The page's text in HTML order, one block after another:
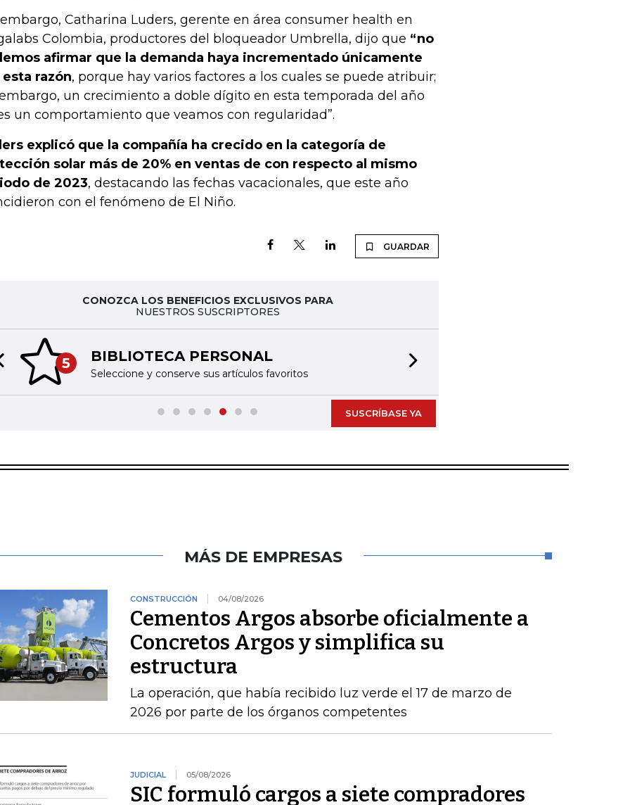
Catharina Luders, gerente en área consumer health en
Colombia, productores del bloqueador Umbrella, dijo que “no
afirmar que la demanda haya incrementado únicamente
razón, porque hay varios factores a los cuales se puede atribuir;
un crecimiento a doble dígito en esta temporada del año
un comportamiento que veamos con regularidad”.
explicó que la compañía ha crecido en la categoría de
solar más de 20% en ventas de con respecto al mismo
de 2023, destacando las fechas vacacionales, que este año
con el fenómeno de El Niño.
GUARDAR
CONOZCA LOS BENEFICIOS EXCLUSIVOS PARA
NUESTROS SUSCRIPTORES
5 BIBLIOTECA PERSONAL
Seleccione y conserve sus artículos favoritos
slide
SUSCRÍBASE YA
MÁS DE EMPRESAS
CONSTRUCCIÓN 04/08/2026
Cementos Argos absorbe oficialmente a
Concretos Argos y simplifica su
estructura
La operación, que había recibido luz verde el 17 de marzo de
2026 por parte de los órganos competentes
JUDICIAL 05/08/2026
SIC formuló cargos a siete compradores